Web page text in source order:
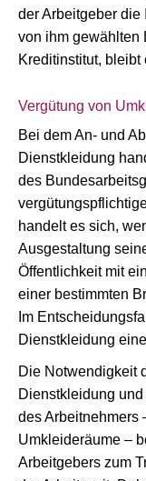
der Arbeitgeber die
von ihm gewählten
Kreditinstitut, bleibt
Vergütung von
Bei dem An- und
Dienstkleidung
des
handelt es sich,
Ausgestaltung
Öffentlichkeit mit
einer bestimmten
Im
Dienstkleidung
Die Notwendigkeit
Dienstkleidung
des Arbeitnehmers
Umkleideräume –
Arbeitgebers zum